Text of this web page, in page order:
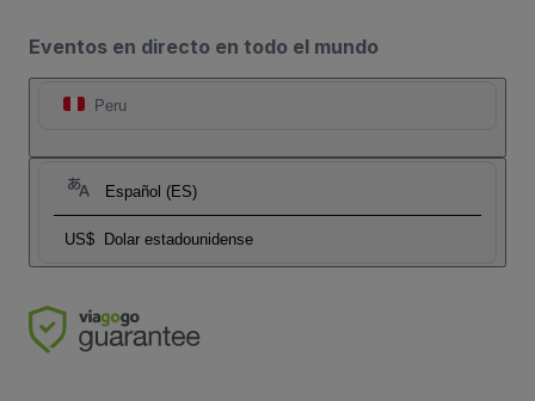
Eventos en directo en todo el mundo
Peru
Español (ES)
US$ Dolar estadounidense